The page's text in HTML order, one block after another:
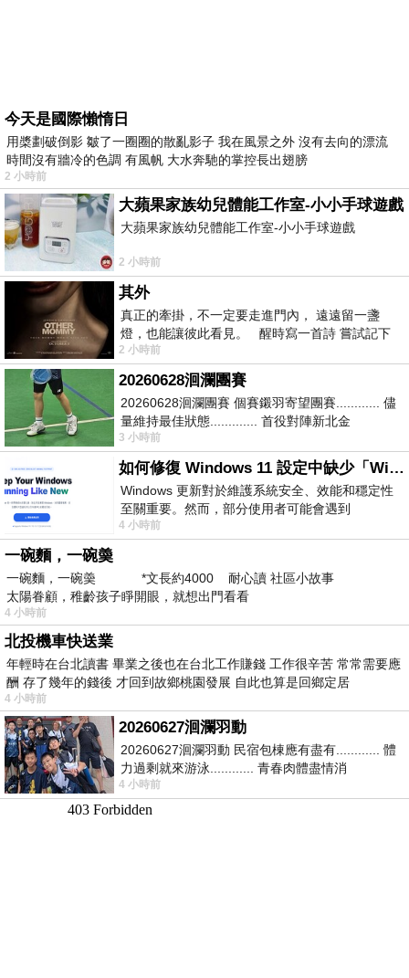
今天是國際懶惰日
用槳劃破倒影 皺了一圈圈的散亂影子 我在風景之外 沒有去向的漂流
時間沒有牆冷的色調 有風帆 大水奔馳的掌控長出翅膀
2 小時前
大蘋果家族幼兒體能工作室-小小手球遊戲
大蘋果家族幼兒體能工作室-小小手球遊戲
2 小時前
其外
真正的牽掛，不一定要走進門內， 遠遠留一盞
燈，也能讓彼此看見。 醒時寫一首詩 嘗試記下
寂寞 卻只能記下它的附屬物 原
2 小時前
20260628洄瀾團賽
20260628洄瀾團賽 個賽鎩羽寄望團賽............ 儘
量維持最佳狀態............. 首役對陣新北金
龍............. 跨境群
3 小時前
如何修復 Windows 11 設定中缺少「Windows 更新」？
Windows 更新對於維護系統安全、效能和穩定性
至關重要。然而，部分使用者可能會遇到
Windows 11 設定應用程式中缺少「Windows 更
新」
4 小時前
一碗麵，一碗羮
一碗麵，一碗羮 *文長約4000 耐心讀 社區小故事
太陽眷顧，稚齡孩子睜開眼，就想出門看看
4 小時前
北投機車快送業
年輕時在台北讀書 畢業之後也在台北工作賺錢 工作很辛苦 常常需要應
酬 存了幾年的錢後 才回到故鄉桃園發展 自此也算是回鄉定居
4 小時前
20260627洄瀾羽動
20260627洄瀾羽動 民宿包棟應有盡有............ 體
力過剩就來游泳............ 青春肉體盡情消
磨............ 晚餐不必
4 小時前